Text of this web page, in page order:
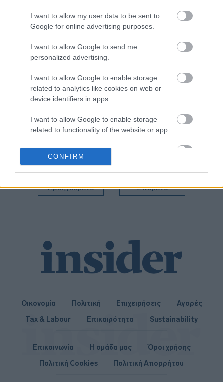
I want to allow my user data to be sent to
Google for online advertising purposes.
I want to allow Google to send me
personalized advertising.
I want to allow Google to enable storage
related to analytics like cookies on web or
device identifiers in apps.
I want to allow Google to enable storage
related to functionality of the website or app.
I want to allow Google to enable storage
related to personalization.
related to security, including authentication
CONFIRM
γεννήθηκε στην Ινδία
Η BMW κάνει πάρτι για
limited edition
μοτοσικλέτες
Το ηλεκτρικό ATV της
CAKE κάνει αυτό που
δεν είχε σκεφτεί κανείς
Προηγούμενο Επόμενο
Οικονομία Πολιτική Επιχειρήσεις
Αγορές
Tax & Labour
Επικαιρότητα Sustainability
Επικοινωνία Η ομάδα μας
Όροι χρήσης
Πολιτική Cookies
Πολιτική Απορρήτου